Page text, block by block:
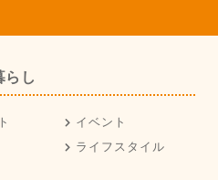
らし
イベント
ライフスタイル